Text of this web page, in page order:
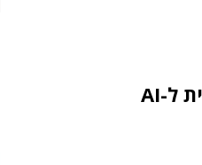
"אנחנו בתנועה עמוקה מה-AI המסורתית ל-AI